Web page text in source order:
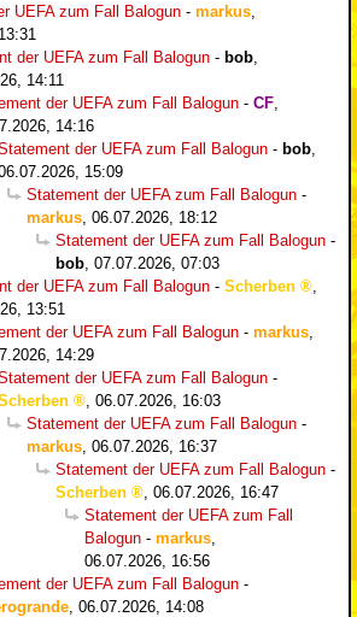
UEFA zum Fall Balogun - markus
der UEFA zum Fall Balogun - bob
14:11
der UEFA zum Fall Balogun - CF
14:16
der UEFA zum Fall Balogun - bob
15:09
Statement der UEFA zum Fall Balogun -
markus 06.07.2026, 18:12
Statement der UEFA zum Fall Balogun -
bob 07.07.2026, 07:03
der UEFA zum Fall Balogun - Scherben
13:51
der UEFA zum Fall Balogun - markus
14:29
der UEFA zum Fall Balogun -
06.07.2026, 16:03
Statement der UEFA zum Fall Balogun -
markus 06.07.2026, 16:37
Statement der UEFA zum Fall Balogun -
Scherben
06.07.2026, 16:47
Statement der UEFA zum Fall
Balogun - markus
06.07.2026, 16:56
der UEFA zum Fall Balogun -
06.07.2026, 14:08